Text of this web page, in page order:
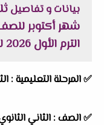
بيانات و تفاصيل
شهر أكتوبر
الترم الأول 2026 لمستر احمد عرفات
✅المرحلة التعليمية :
✅الصف : الثاني